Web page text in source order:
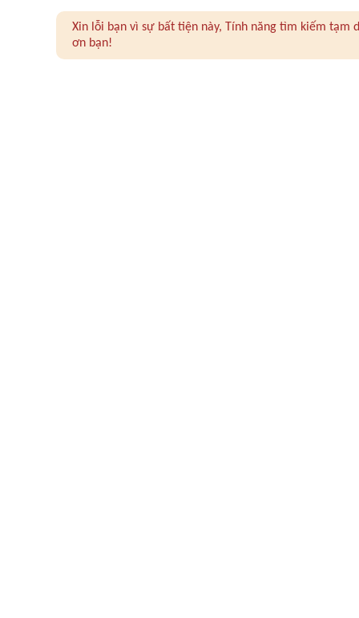
Xin lỗi bạn vì sự bất tiện này, Tính năng tìm kiếm
ơn bạn!